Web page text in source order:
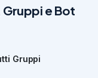
e Bot
Gruppi